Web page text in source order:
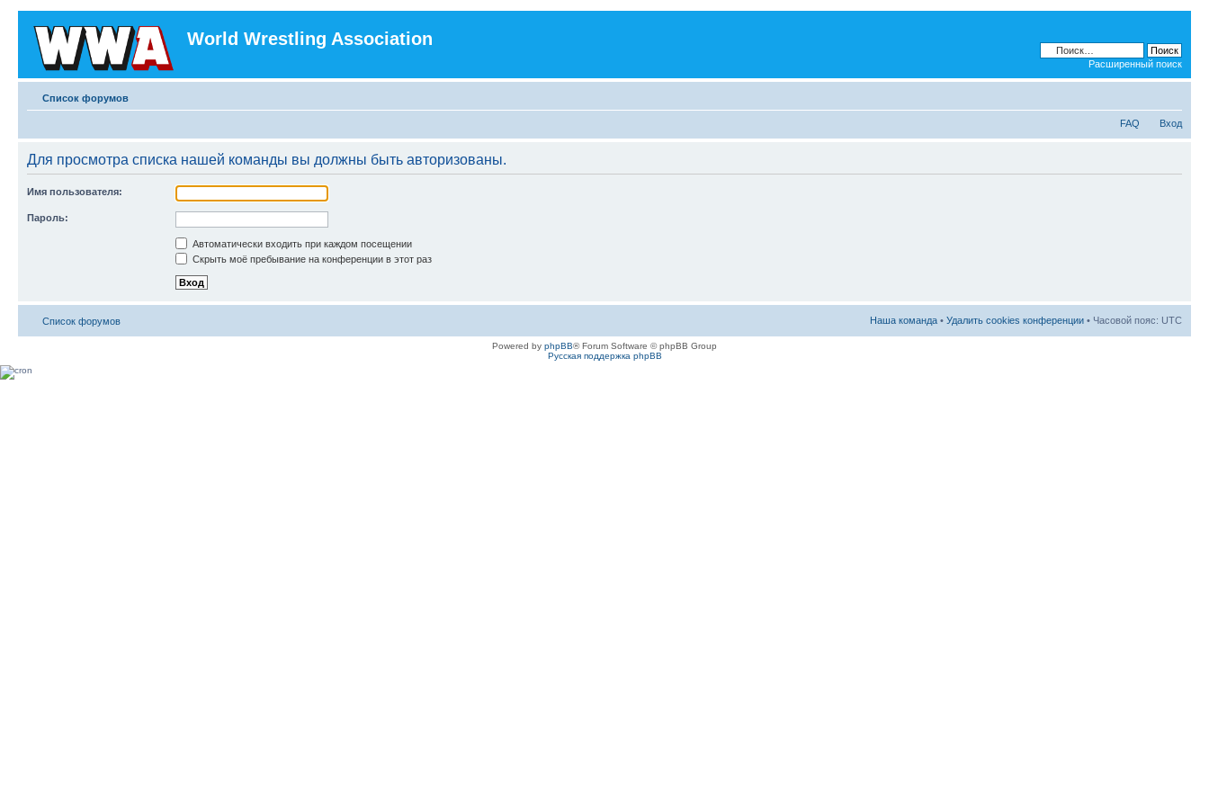
World Wrestling Association
Расширенный поиск
Список форумов
FAQ Вход
Для просмотра списка нашей команды вы должны быть авторизованы.
Имя пользователя:
Пароль:
Автоматически входить при каждом посещении
Скрыть моё пребывание на конференции в этот раз
Список форумов Наша команда • Удалить cookies конференции • Часовой пояс: UTC
Powered by phpBB® Forum Software © phpBB Group
Русская поддержка phpBB